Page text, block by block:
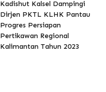
Kadishut Kalsel Dampingi
Dirjen PKTL KLHK Pantau
Progres Persiapan
Pertikawan Regional
Kalimantan Tahun 2023